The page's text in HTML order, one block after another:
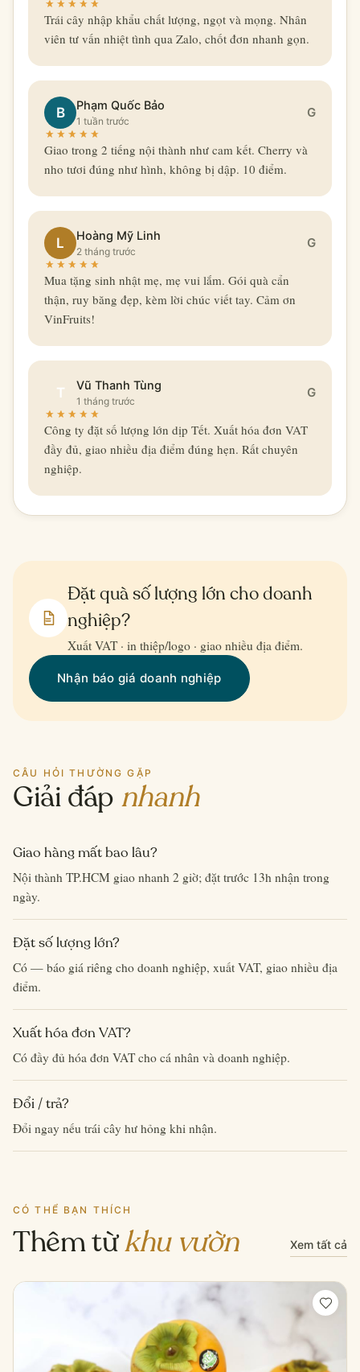
Trái cây nhập khẩu chất lượng, ngọt và mọng. Nhân
viên tư vấn nhiệt tình qua Zalo, chốt đơn nhanh gọn.
B Phạm Quốc Bảo
1 tuần trước
G
Giao trong 2 tiếng nội thành như cam kết. Cherry và
nho tươi đúng như hình, không bị dập. 10 điểm.
L Hoàng Mỹ Linh
2 tháng trước
G
Mua tặng sinh nhật mẹ, mẹ vui lắm. Gói quà cẩn
thận, ruy băng đẹp, kèm lời chúc viết tay. Cảm ơn
VinFruits!
T Vũ Thanh Tùng
1 tháng trước
G
Công ty đặt số lượng lớn dịp Tết. Xuất hóa đơn VAT
đầy đủ, giao nhiều địa điểm đúng hẹn. Rất chuyên
nghiệp.
Đặt quà số lượng lớn cho doanh
nghiệp?
Xuất VAT · in thiệp/logo · giao nhiều địa điểm.
Nhận báo giá doanh nghiệp
CÂU HỎI THƯỜNG GẶP
Giải đápnhanh
Giao hàng mất bao lâu?
Nội thành TP.HCM giao nhanh 2 giờ; đặt trước 13h nhận trong
ngày.
Đặt số lượng lớn?
Có — báo giá riêng cho doanh nghiệp, xuất VAT, giao nhiều địa
điểm.
Xuất hóa đơn VAT?
Có đầy đủ hóa đơn VAT cho cá nhân và doanh nghiệp.
Đổi / trả?
Đổi ngay nếu trái cây hư hỏng khi nhận.
CÓ THỂ BẠN THÍCH
Thêm từkhu vườn Xem tất cả